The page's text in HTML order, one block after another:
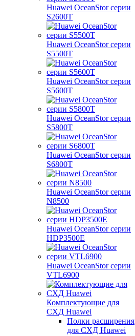
Huawei OceanStor серии
S2600T
Huawei OceanStor серии
S5500T
Huawei OceanStor серии
S5600T
Huawei OceanStor серии
S5800T
Huawei OceanStor серии
S6800T
Huawei OceanStor серии
N8500
Huawei OceanStor серии
HDP3500E
Huawei OceanStor серии
VTL6900
Комплектующие для
СХД Huawei
Полки расширения
для СХД Huawei